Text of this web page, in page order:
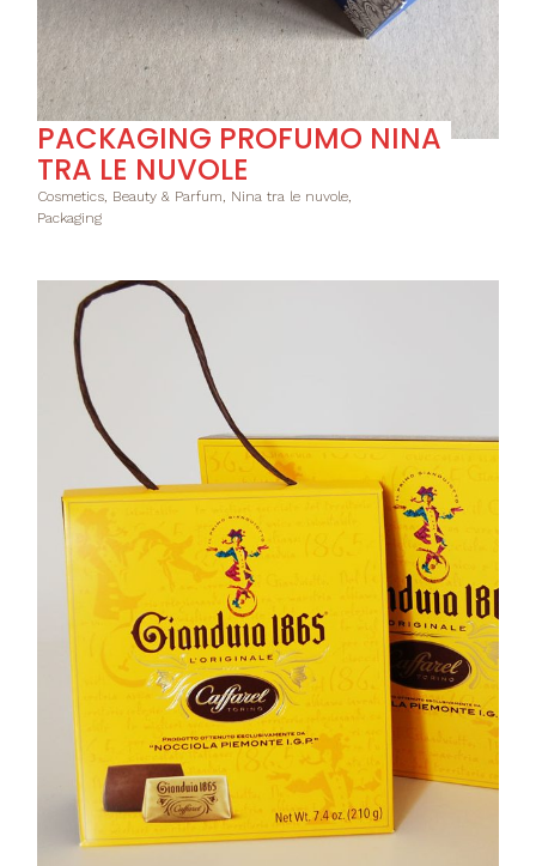
PACKAGING PROFUMO NINA
TRA LE NUVOLE
Cosmetics, Beauty & Parfum, Nina tra le nuvole,
Packaging